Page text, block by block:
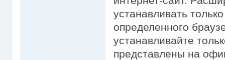
устанавливать
определенного
устанавливайте
представлены на